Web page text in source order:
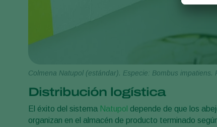
Colmena Natupol (estándar). Especie: Bombus impatiens.
Distribución logística
El éxito del sistema Natupol depende de que los
organizan en el almacén de producto terminado